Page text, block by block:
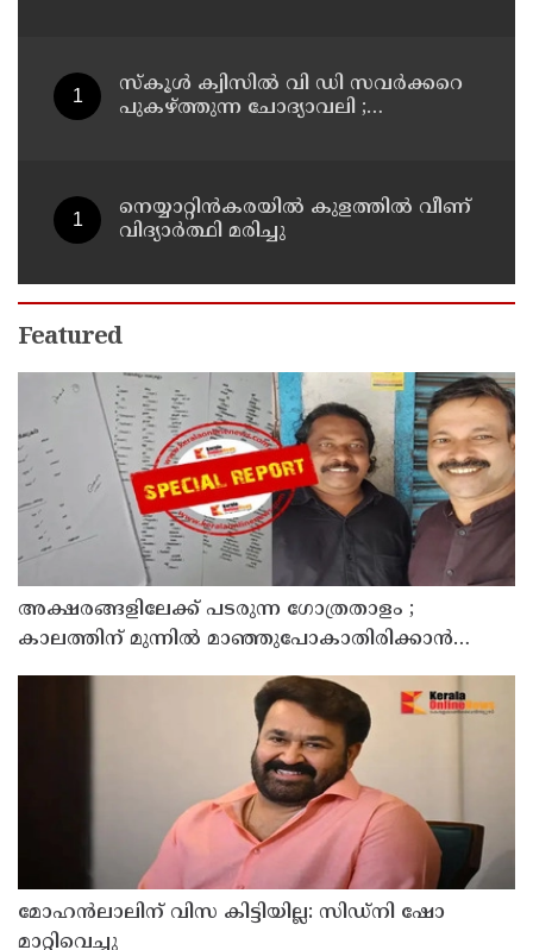
സ്‌കൂൾ ക്വിസിൽ വി ഡി സവർക്കറെ
പുകഴ്ത്തുന്ന ചോദ്യാവലി ;
നെയ്യാറ്റിൻകരയിൽ കുളത്തില്‍ വീണ്
വിദ്യാര്‍ത്ഥി മരിച്ചു
Featured
അക്ഷരങ്ങളിലേക്ക് പടരുന്ന ഗോത്രതാളം ;
കാലത്തിന് മുന്നിൽ മാഞ്ഞുപോകാതിരിക്കാൻ
മലവേട്ടുവരുടെയും തനത് ഭാഷയ്ക്ക് നിഘണ്ടു
മോഹൻലാലിന് വിസ കിട്ടിയില്ല: സിഡ്നി ഷോ
മാറ്റിവെച്ചു